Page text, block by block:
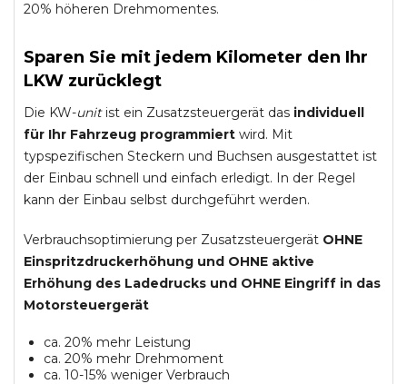
20% höheren Drehmomentes.
Sparen Sie mit jedem Kilometer den Ihr
LKW zurücklegt
Die KW-unitist ein Zusatzsteuergerät das individuell
für Ihr Fahrzeug programmiert wird. Mit
typspezifischen Steckern und Buchsen ausgestattet ist
der Einbau schnell und einfach erledigt. In der Regel
kann der Einbau selbst durchgeführt werden.
Verbrauchsoptimierung per Zusatzsteuergerät OHNE
Einspritzdruckerhöhung und OHNE aktive
Erhöhung des Ladedrucks und OHNE Eingriff in das
Motorsteuergerät
ca. 20% mehr Leistung
ca. 20% mehr Drehmoment
ca. 10-15% weniger Verbrauch